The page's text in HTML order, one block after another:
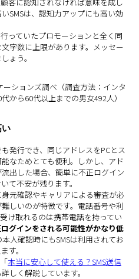
SMSは、認知力アップにも高い効
っていたプロモーションと全く同
字数に上限があります。メッセー
ょう。
ションズ調べ（調査方法：インタ
から60代以上までの男女492人）
い
発行でき、同じアドレスをPCとス
なためとても便利。しかし、アド
出した場合、簡単に不正ログイン
て不安が残ります。
元確認やキャリアによる審査が必
しいのが特徴です。電話番号や利
け取れるのは携帯電話を持ってい
グインをされる可能性がかなり低
人確認時にもSMSは利用されてお
す。
本当に安心して使える？SMS送信
詳しく解説しています。